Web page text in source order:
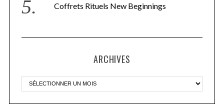
Coffrets Rituels New Beginnings
ARCHIVES